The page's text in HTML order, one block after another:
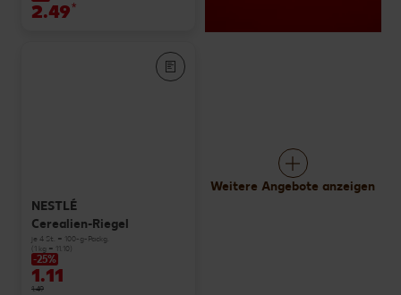
2.49*
NESTLÉ
Cerealien-Riegel
je 4 St. = 100-g-Packg.
(1 kg = 11.10)
-25%
1.11
1.49
Weitere Angebote anzeigen